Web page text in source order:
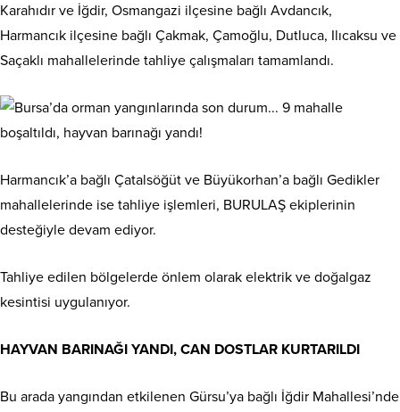
Karahıdır ve İğdir, Osmangazi ilçesine bağlı Avdancık,
Harmancık ilçesine bağlı Çakmak, Çamoğlu, Dutluca, Ilıcaksu ve
Saçaklı mahallelerinde tahliye çalışmaları tamamlandı.
Harmancık’a bağlı Çatalsöğüt ve Büyükorhan’a bağlı Gedikler
mahallelerinde ise tahliye işlemleri, BURULAŞ ekiplerinin
desteğiyle devam ediyor.
Tahliye edilen bölgelerde önlem olarak elektrik ve doğalgaz
kesintisi uygulanıyor.
HAYVAN BARINAĞI YANDI, CAN DOSTLAR KURTARILDI
Bu arada yangından etkilenen Gürsu’ya bağlı İğdir Mahallesi’nde